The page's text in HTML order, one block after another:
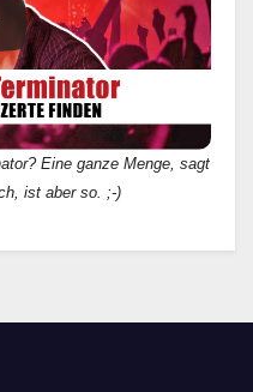
Eine ganze Menge, sagt
ist aber so. ;-)